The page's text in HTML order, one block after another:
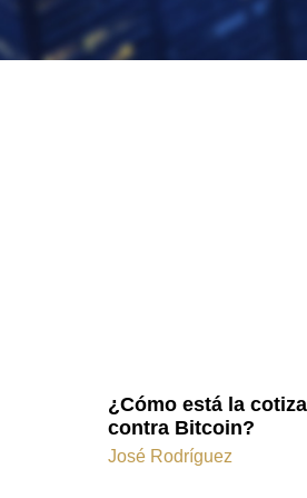
¿Cómo está la
contra Bitcoin?
José Rodríguez